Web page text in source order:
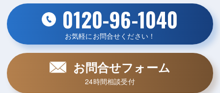
0120-96-1040
お気軽にお問合せください！
お問合せフォーム
24時間相談受付